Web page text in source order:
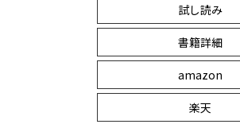
試し読み
書籍詳細
amazon
楽天